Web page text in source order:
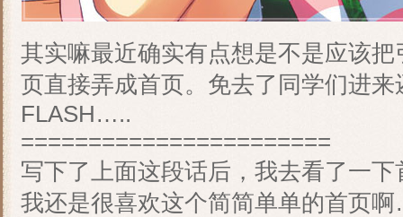
其实嘛最近确实有点想是不是应该
页直接弄成首页。免去了同学们进
FLASH…..
=======================
写下了上面这段话后，我去看了一
我还是很喜欢这个简简单单的首页